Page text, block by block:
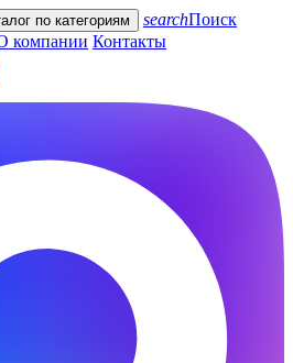
по категориям searchПоиск
компании Контакты